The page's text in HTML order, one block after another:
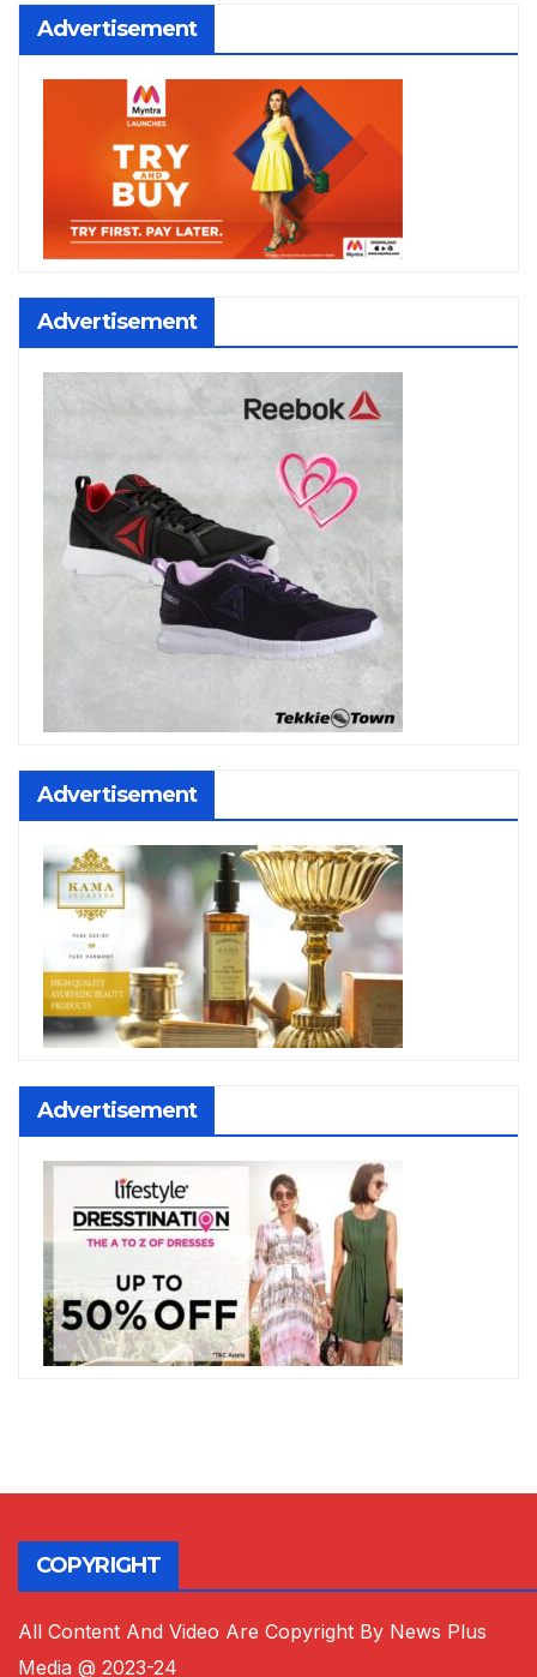
Advertisement
Advertisement
Advertisement
Advertisement
COPYRIGHT
All Content And Video Are Copyright By News Plus
Media @ 2023-24